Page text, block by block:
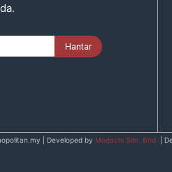
| Developed by Modachi Sdn. Bhd. |